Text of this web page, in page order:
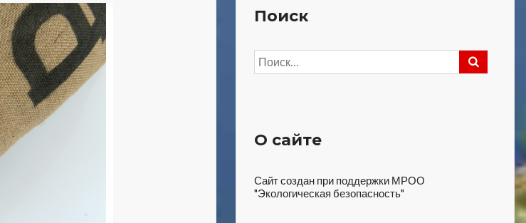
Поиск
Найти:
О сайте
Сайт создан при поддержки МРОО
"Экологическая безопасность"